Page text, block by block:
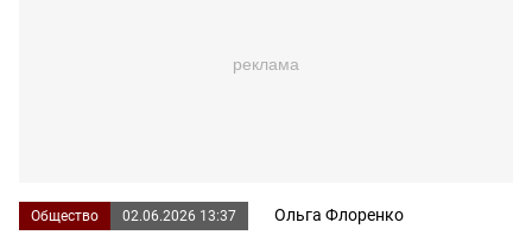
Общество 02.06.2026 13:37 Ольга Флоренко